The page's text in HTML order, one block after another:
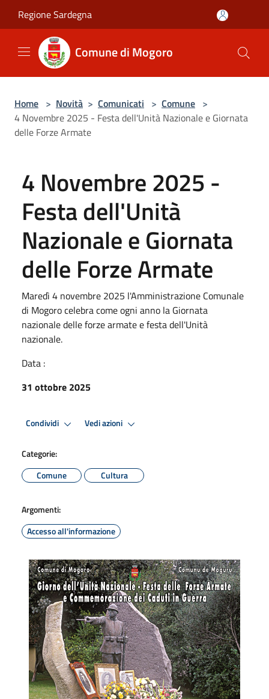
Regione Sardegna
Comune di Mogoro
Home > Novità > Comunicati > Comune >
4 Novembre 2025 - Festa dell'Unità Nazionale e Giornata
delle Forze Armate
4 Novembre 2025 -
Festa dell'Unità
Nazionale e Giornata
delle Forze Armate
Maredì 4 novembre 2025 l'Amministrazione Comunale
di Mogoro celebra come ogni anno la Giornata
nazionale delle forze armate e festa dell'Unità
nazionale.
Data :
31 ottobre 2025
Condividi Vedi azioni
Categorie:
Comune
Cultura
Argomenti:
Accesso all'informazione